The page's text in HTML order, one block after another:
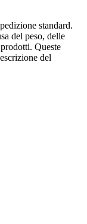
standard.
del peso, delle
Queste
del